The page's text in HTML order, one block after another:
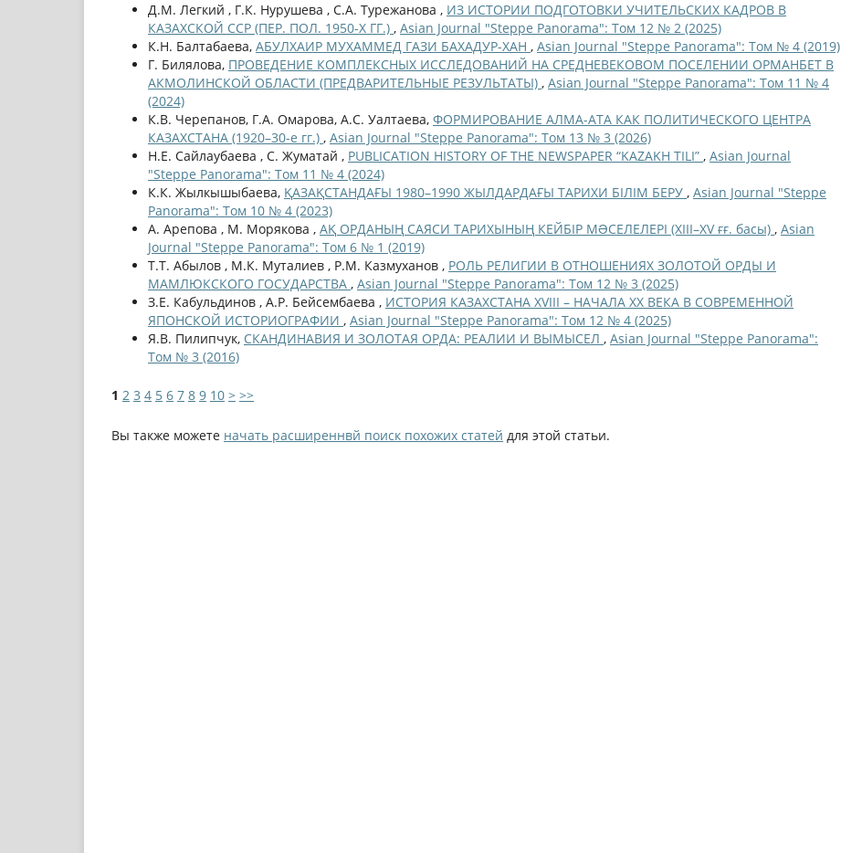
Д.М. Легкий , Г.К. Нурушева , С.А. Турежанова , ИЗ ИСТОРИИ ПОДГОТОВКИ УЧИТЕЛЬСКИХ КАДРОВ В
КАЗАХСКОЙ ССР (ПЕР. ПОЛ. 1950-Х ГГ.) , Asian Journal "Steppe Panorama": Том 12 № 2 (2025)
К.Н. Балтабаева, АБУЛХАИР МУХАММЕД ГАЗИ БАХАДУР-ХАН , Asian Journal "Steppe Panorama": Том № 4 (2019)
Г. Билялова, ПРОВЕДЕНИЕ КОМПЛЕКСНЫХ ИССЛЕДОВАНИЙ НА СРЕДНЕВЕКОВОМ ПОСЕЛЕНИИ ОРМАНБЕТ В
АКМОЛИНСКОЙ ОБЛАСТИ (ПРЕДВАРИТЕЛЬНЫЕ РЕЗУЛЬТАТЫ) , Asian Journal "Steppe Panorama": Том 11 № 4
(2024)
К.В. Черепанов, Г.А. Омарова, А.С. Уалтаева, ФОРМИРОВАНИЕ АЛМА-АТА КАК ПОЛИТИЧЕСКОГО ЦЕНТРА
КАЗАХСТАНА (1920–30-е гг.) , Asian Journal "Steppe Panorama": Том 13 № 3 (2026)
Н.Е. Cайлаубаева , С. Жуматай , PUBLICATION HISTORY OF THE NEWSPAPER “KAZAKH TILI” , Asian Journal
"Steppe Panorama": Том 11 № 4 (2024)
К.К. Жылкышыбаева, ҚАЗАҚСТАНДАҒЫ 1980–1990 ЖЫЛДАРДАҒЫ ТАРИХИ БІЛІМ БЕРУ , Asian Journal "Steppe
Panorama": Том 10 № 4 (2023)
А. Арепова , М. Морякова , АҚ ОРДАНЫҢ САЯСИ ТАРИХЫНЫҢ КЕЙБІР МƏСЕЛЕЛЕРІ (XIII–XV ғғ. басы) , Asian
Journal "Steppe Panorama": Том 6 № 1 (2019)
Т.Т. Абылов , М.К. Муталиев , Р.М. Казмуханов , РОЛЬ РЕЛИГИИ В ОТНОШЕНИЯХ ЗОЛОТОЙ ОРДЫ И
МАМЛЮКСКОГО ГОСУДАРСТВА , Asian Journal "Steppe Panorama": Том 12 № 3 (2025)
З.Е. Кабульдинов , А.Р. Бейсембаева , ИСТОРИЯ КАЗАХСТАНА XVIII – НАЧАЛА ХХ ВЕКА В СОВРЕМЕННОЙ
ЯПОНСКОЙ ИСТОРИОГРАФИИ , Asian Journal "Steppe Panorama": Том 12 № 4 (2025)
Я.В. Пилипчук, СКАНДИНАВИЯ И ЗОЛОТАЯ ОРДА: РЕАЛИИ И ВЫМЫСЕЛ , Asian Journal "Steppe Panorama":
Том № 3 (2016)
1 2 3 4 5 6 7 8 9 10 > >>
Вы также можете начать расширеннвй поиск похожих статей для этой статьи.